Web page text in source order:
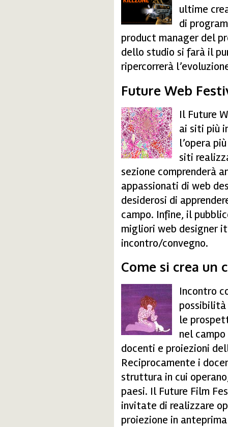
ultime
di
product manager del
dello studio si farà il
ripercorrerà
Future Web
fwf.jpg
Il Future
ai siti più
l’opera
siti
sezione comprenderà
appassionati di web
desiderosi di
campo. Infine, il
migliori web designer
incontro/convegno.
Come si crea un
zagreb.jpg
Incontro
le
nel
docenti e proiezioni
Reciprocamente i
struttura in cui
paesi. Il Future Film
invitate di realizzare
proiezione in